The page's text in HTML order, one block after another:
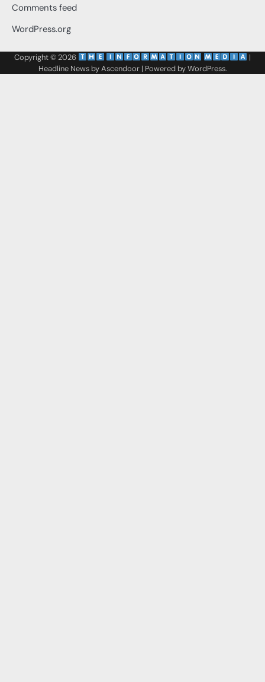
Comments feed
WordPress.org
Copyright © 2026
|
Headline News byAscendoor| Powered byWordPress.